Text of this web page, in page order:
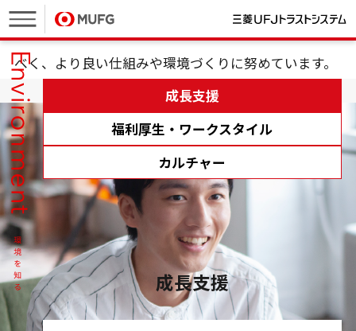
家庭と仕事を両立したい。社員の多様な想いに応える
べく、 より良い仕組みや環境づくりに努めています。
成長支援
福利厚生・ワークスタイル
カルチャー
成長支援